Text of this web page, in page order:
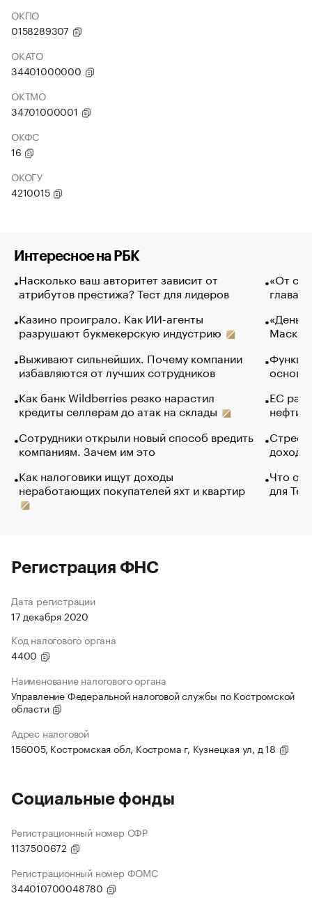
ОКПО
0158289307
ОКАТО
34401000000
ОКТМО
34701000001
ОКФС
16
ОКОГУ
4210015
Интересное на РБК
Насколько ваш авторитет зависит от
атрибутов престижа? Тест для лидеров
Казино проиграло. Как ИИ-агенты
разрушают букмекерскую индустрию
Выживают сильнейших. Почему компании
избавляются от лучших сотрудников
Как банк Wildberries резко нарастил
кредиты селлерам до атак на склады
Сотрудники открыли новый способ вредить
компаниям. Зачем им это
Как налоговики ищут доходы
неработающих покупателей яхт и квартир
«От
глава
Маск в
основ
ЕС
нефти
Что
для
Регистрация ФНС
Дата регистрации
17 декабря 2020
Код налогового органа
4400
Наименование налогового органа
Управление Федеральной налоговой службы по Костромской
области
Адрес налоговой
156005, Костромская обл, Кострома г, Кузнецкая ул, д 18
Социальные фонды
Регистрационный номер СФР
1137500672
Регистрационный номер ФОМС
344010700048780